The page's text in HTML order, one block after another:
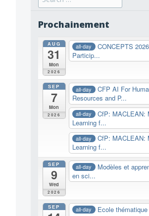
for:
Prochainement
AUG
31
Mon
2026
all-day
CONCEPTS
Particip...
SEP
7
Mon
2026
all-day
CFP AI For
Resources and P...
all-day
CfP: MACLEAN:
Learning f...
all-day
CfP: MACLEAN:
Learning f...
SEP
9
Wed
2026
all-day
Modèles et
en sci...
SEP all-day
Ecole thématique